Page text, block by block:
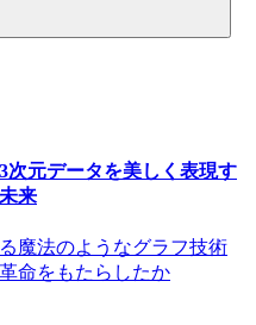
次元データを美しく表現す
来
魔法のようなグラフ技術
命をもたらしたか